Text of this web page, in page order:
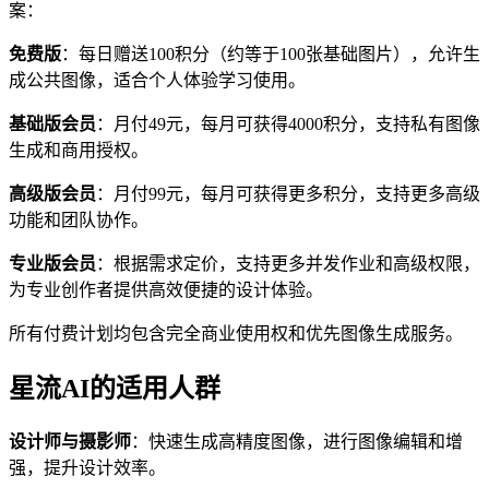
案：
免费版：每日赠送100积分（约等于100张基础图片），允许生
成公共图像，适合个人体验学习使用。
基础版会员 ：月付49元，每月可获得4000积分，支持私有图像
生成和商用授权。
高级版会员 ：月付99元，每月可获得更多积分，支持更多高级
功能和团队协作。
专业版会员 ：根据需求定价，支持更多并发作业和高级权限，
为专业创作者提供高效便捷的设计体验。
所有付费计划均包含完全商业使用权和优先图像生成服务。
星流AI的适用人群
设计师与摄影师：快速生成高精度图像，进行图像编辑和增
强，提升设计效率。